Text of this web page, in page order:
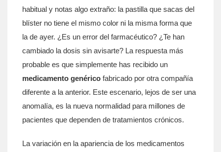
habitual y notas algo extraño: la pastilla que sacas del
blíster no tiene el mismo color ni la misma forma que
la de ayer. ¿Es un error del farmacéutico? ¿Te han
cambiado la dosis sin avisarte? La respuesta más
probable es que simplemente has recibido un
medicamento genérico fabricado por otra compañía
diferente a la anterior. Este escenario, lejos de ser una
anomalía, es la nueva normalidad para millones de
pacientes que dependen de tratamientos crónicos.
La variación en la apariencia de los medicamentos